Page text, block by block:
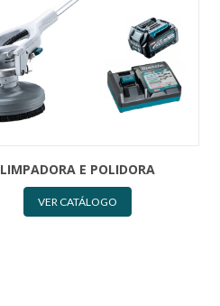
LIMPADORA E POLIDORA
VER CATÁLOGO